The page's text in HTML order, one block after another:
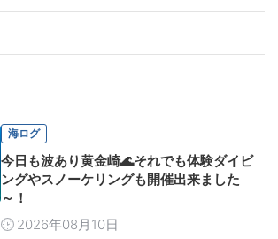
海ログ
今日も波あり黄金崎🌊それでも体験ダイビ
ングやスノーケリングも開催出来ました
～！
2026年08月10日